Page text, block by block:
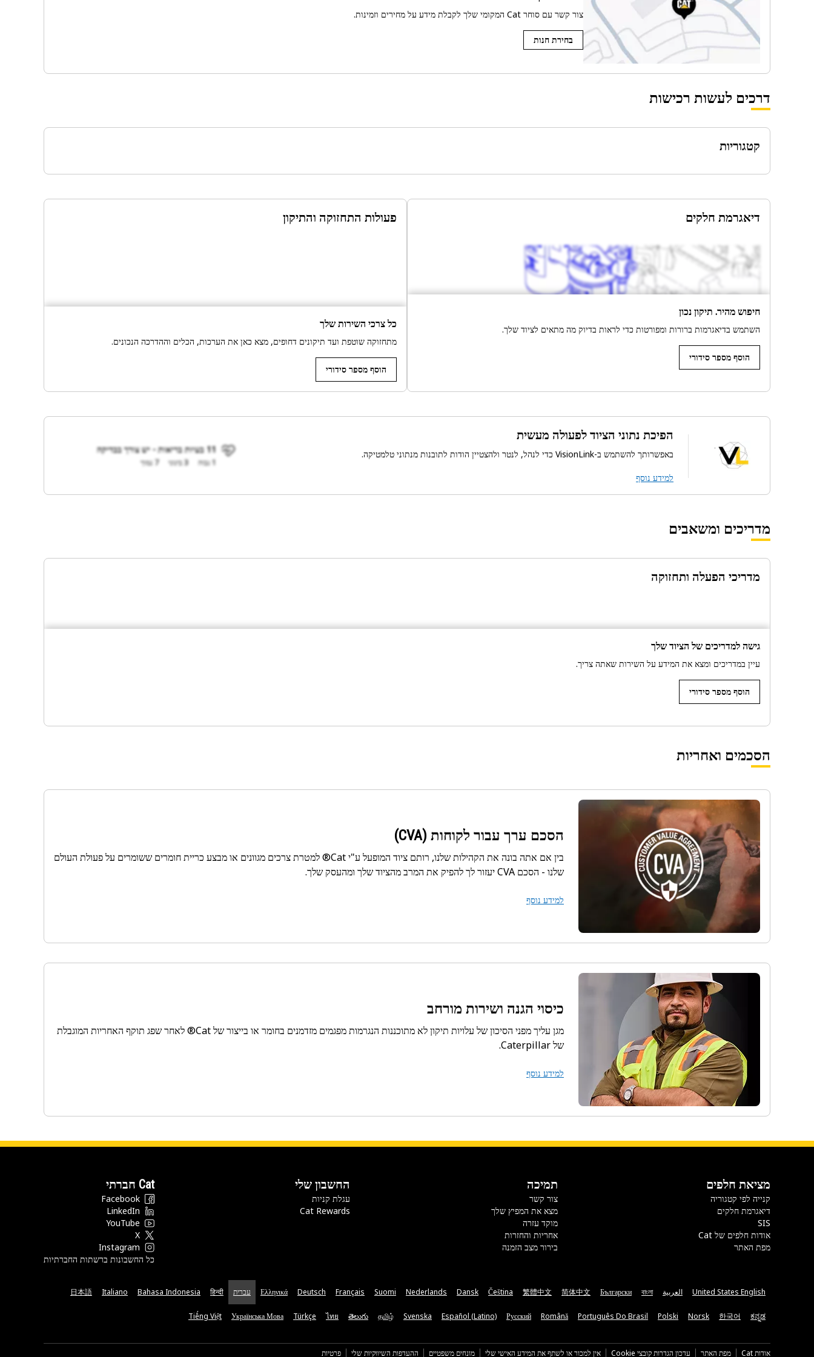
צור קשר עם סוחר Cat המקומי שלך לקבלת מידע על מחירים וזמינות.
בחירת חנות
דרכים לעשות רכישות
קטגוריות
דיאגרמת חלקים
חיפוש מהיר. תיקון נכון
השתמש בדיאגרמות ברורות ומפורטות כדי לראות בדיוק מה מתאים לציוד שלך.
הוסף מספר סידורי
פעולות התחזוקה והתיקון
כל צרכי השירות שלך
מתחזוקה שוטפת ועד תיקונים דחופים, מצא כאן את הערכות, הכלים וההדרכה הנכונים.
הוסף מספר סידורי
הפיכת נתוני הציוד לפעולה מעשית
באפשרותך להשתמש ב-VisionLink כדי לנהל, לנטר ולהצטיין הודות לתובנות מנתוני טלמטיקה.
למידע נוסף
11 בעיות בריאות - יש צורך בבדיקה
1 גבוה 3 בינוני 7 נמוך
מדריכים ומשאבים
מדריכי הפעלה ותחזוקה
גישה למדריכים של הציוד שלך
עיין במדריכים ומצא את המידע על השירות שאתה צריך.
הוסף מספר סידורי
הסכמים ואחריות
הסכם ערך עבור לקוחות (CVA)
בין אם אתה בונה את הקהילות שלנו, רותם ציוד המופעל ע"י Cat® למטרת צרכים מגוונים או מבצע כריית חומרים ששומרים על פעולת העולם
שלנו - הסכם CVA יעזור לך להפיק את המרב מהציוד שלך ומהעסק שלך.
למידע נוסף
כיסוי הגנה ושירות מורחב
מגן עליך מפני הסיכון של עלויות תיקון לא מתוכננות הנגרמות מפגמים מזדמנים בחומר או בייצור של Cat® לאחר שפג תוקף האחריות המוגבלת
של Caterpillar.
למידע נוסף
מציאת חלפים
קנייה לפי קטגוריה
דיאגרמת חלקים
SIS
אודות חלפים של Cat
מפת האתר
תמיכה
צור קשר
מצא את המפיץ שלך
מוקד עזרה
אחריות והחזרות
בירור מצב הזמנה
החשבון שלי
עגלת קניות
Cat Rewards
Cat חברתי
Facebook
LinkedIn
YouTube
X
Instagram
כל החשבונות ברשתות החברתיות
United States English العربية বাংলা
Български
简体中文
繁體中文
Čeština
Dansk
Nederlands
Suomi
Français
Deutsch
Ελληνικά עברית हिन्दी
Bahasa Indonesia
Italiano
日本語
ಕನ್ನಡ
한국어
Norsk
Polski
Português Do Brasil
Română
Русский
Español (Latino)
Svenska
தமிழ்
తెలుగు
ไทย
Türkçe
Українська Мова
Tiếng Việt
אודות Cat מפת האתר עדכון הגדרות קובצי Cookie אין למכור או לשתף את המידע האישי שלי מונחים משפטיים ההעדפות השיווקיות שלי פרטיות